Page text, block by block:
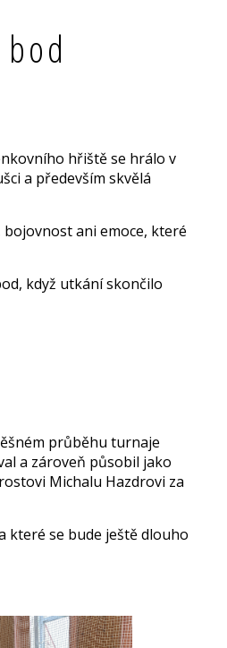
hřiště se hrálo v
a především skvělá
ani emoce, které
když utkání skončilo
průběhu turnaje
a zároveň působil jako
Michalu Hazdrovi za
které se bude ještě dlouho